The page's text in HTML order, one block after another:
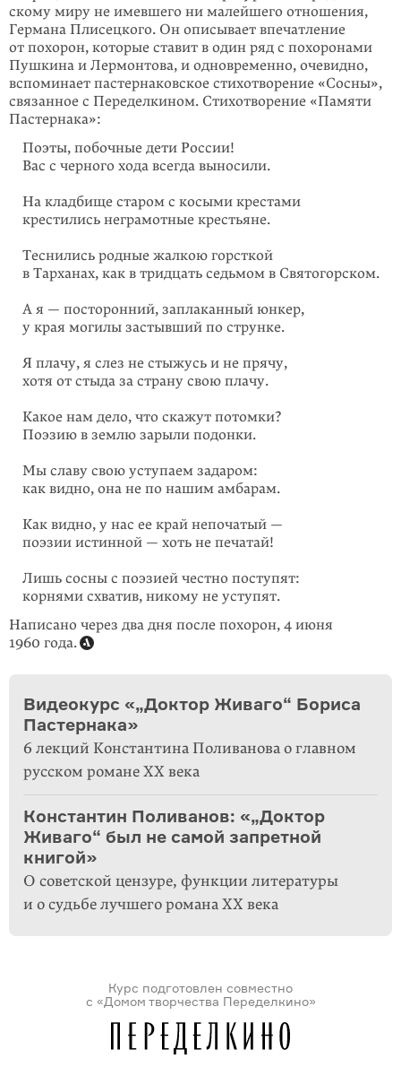
скому миру не имевшего ни малейшего отношения,
Германа Плисецкого. Он описывает впечатление
от похорон, которые ставит в один ряд с похоро­нами
Пушкина и Лермонтова, и одновременно, очевидно,
вспоминает пастер­наковское стихотворение «Сосны»,
связанное с Переделкином. Стихо­творение «Памяти
Пастернака»:
Поэты, побочные дети России!
Вас с черного хода всегда выносили.
На кладбище старом с косыми крестами
крестились неграмотные крестьяне.
Теснились родные жалкою горсткой
в Тарханах, как в тридцать седьмом в Святогорском.
А я — посторонний, заплаканный юнкер,
у края могилы застывший по струнке.
Я плачу, я слез не стыжусь и не прячу,
хотя от стыда за страну свою плачу.
Какое нам дело, что скажут потомки?
Поэзию в землю зарыли подонки.
Мы славу свою уступаем задаром:
как видно, она не по нашим амбарам.
Как видно, у нас ее край непочатый —
поэзии истинной — хоть не печатай!
Лишь сосны с поэзией честно поступят:
корнями схватив, никому не уступят.
Написано через два дня после похорон, 4 июня
1960 года.
Видеокурс «„Доктор Живаго“ Бориса
Пастернака»
6 лекций Константина Поливанова о главном
русском романе XX века
Константин Поливанов: «„Доктор
Живаго“ был не самой запретной
книгой»
О советской цензуре, функции литературы
и о судьбе лучшего романа XX века
Курс подготовлен совместно
с «Домом творчества Переделкино»